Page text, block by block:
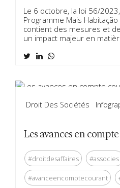
Le 6 octobre, la loi 56/
Programme Mais
contient des mesures et
un impact majeur en
Droit Des Sociétés
Les avances en
#droitdesaffaires #associes
#avanceencomptecourant